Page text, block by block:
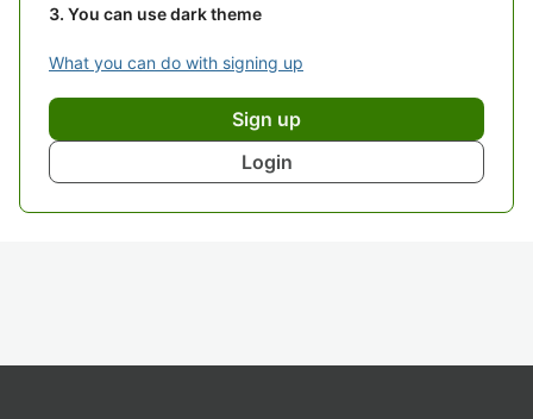
You can use dark theme
What you can do with signing up
Sign up
Login